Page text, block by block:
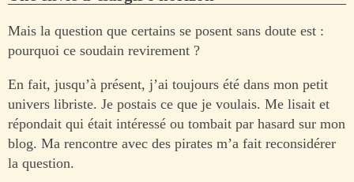
Mais la question que certains se posent sans doute est :
pourquoi ce soudain revirement ?
En fait, jusqu’à présent, j’ai toujours été dans mon petit
univers libriste. Je postais ce que je voulais. Me lisait et
répondait qui était intéressé ou tombait par hasard sur mon
blog. Ma rencontre avec des pirates m’a fait reconsidérer
la question.